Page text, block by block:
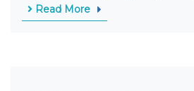
Read More